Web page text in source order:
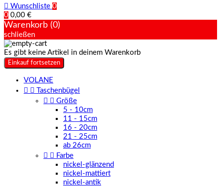
 Wunschliste 0
0 0,00 €
Warenkorb (0)
schließen
Es gibt keine Artikel in deinem Warenkorb
Einkauf fortsetzen
VOLANE
 
Taschenbügel
  Größe
5 - 10cm
11 - 15cm
16 - 20cm
21 - 25cm
ab 26cm
  Farbe
nickel-glänzend
nickel-mattiert
nickel-antik